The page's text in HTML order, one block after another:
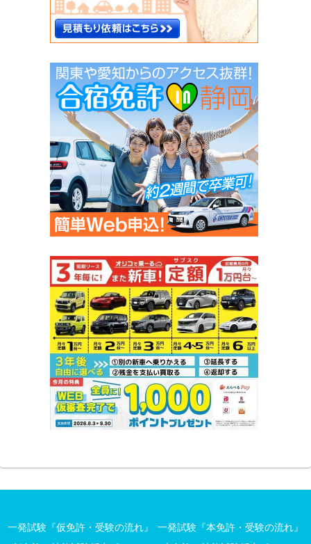
一発試験『仮免許・受験の流れ』
一発試験『本免許・受験の流れ』